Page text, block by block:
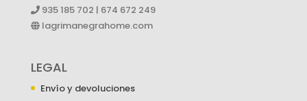
935 185 702 | 674 672 249
lagrimanegrahome.com
LEGAL
Envío y devoluciones